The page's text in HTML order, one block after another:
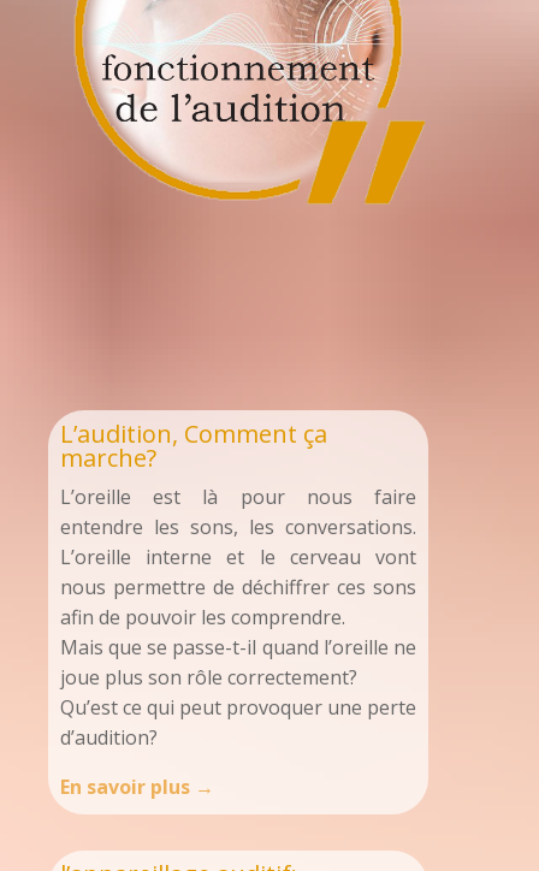
L’audition, Comment ça
marche?
L’oreille est là pour nous faire
entendre les sons, les conversations.
L’oreille interne et le cerveau vont
nous permettre de déchiffrer ces sons
afin de pouvoir les comprendre.
Mais que se passe-t-il quand l’oreille ne
joue plus son rôle correctement?
Qu’est ce qui peut provoquer une perte
d’audition?
En savoir plus →